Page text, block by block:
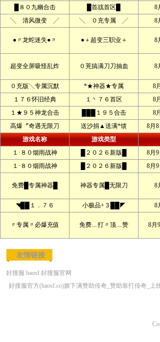
█８０九幽合击
█首战首区█ 8
╲ 清风微变 ╱
╲ ０充专属 ╱ 8
●〃龙蛇迷失●〃 ●＋超变三职业＋ 8
超变全屏吸怪乱炸 ０茺搞满刀刀抽血 8
０充版╲专属沉默 *★神器★专属 8
１７６怀旧经典
１丶７６首区 8
１★９５神龙合击
███１９５合击 8
高爆〞奇遇无限刀
送沙捐▲送满*馈 8月
游戏名称
游戏类型
１·８０烟雨战神
█２０２６新版█ 8月9
１·８０烟雨战神
█２０２６新版█ 8月9
免费█专属神器█ 神器专属█无限刀 8
◥██１．７６ 小极品+３██◤ 8
〃专属〃必爆充值 免费﹏打〃顶﹏赞 8月
友情链接
好搜服 haosf 好搜服官网
好搜服官方(haosf.co)旗下满赞助传奇_赞助靠打传奇_